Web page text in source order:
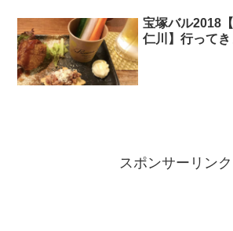
宝塚バル2018
仁川】行ってき
スポンサーリンク